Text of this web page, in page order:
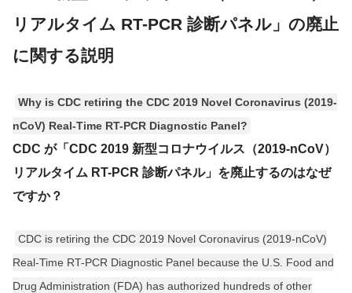
リアルタイム RT-PCR 診断パネル」の廃止
に関する説明
Why is CDC retiring the CDC 2019 Novel Coronavirus (2019-
nCoV) Real-Time RT-PCR Diagnostic Panel?
CDC が「CDC 2019 新型コロナウイルス（2019-nCoV）
リアルタイム RT-PCR 診断パネル」を廃止するのはなぜ
ですか？
CDC is retiring the CDC 2019 Novel Coronavirus (2019-nCoV)
Real-Time RT-PCR Diagnostic Panel because the U.S. Food and
Drug Administration (FDA) has authorized hundreds of other